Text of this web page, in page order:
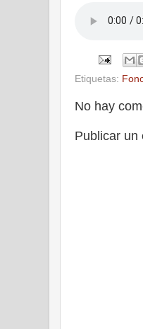
Etiquetas:
No hay
Publicar un